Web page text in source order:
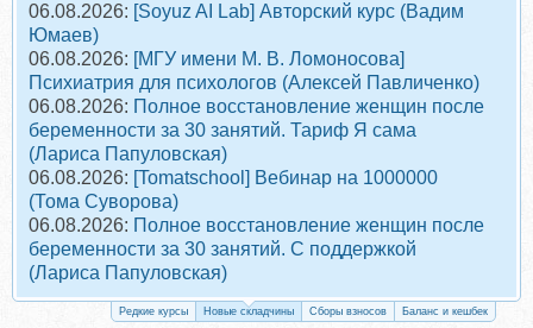
06.08.2026: [Soyuz AI Lab] Авторский курс (Вадим
Юмаев)
06.08.2026: [МГУ имени М. В. Ломоносова]
Психиатрия для психологов (Алексей Павличенко)
06.08.2026: Полное восстановление женщин после
беременности за 30 занятий. Тариф Я сама
(Лариса Папуловская)
06.08.2026: [Tomatschool] Вебинар на 1000000
(Тома Суворова)
06.08.2026: Полное восстановление женщин после
беременности за 30 занятий. С поддержкой
(Лариса Папуловская)
Редкие курсы Новые складчины Сборы взносов Баланс и кешбек